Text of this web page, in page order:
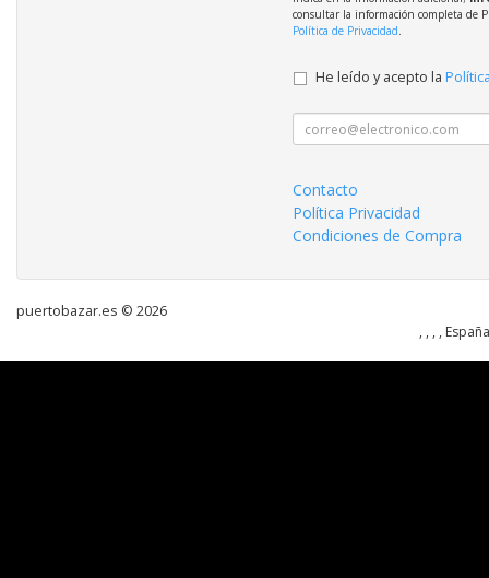
consultar la información completa de
Política de Privacidad.
He leído y acepto la
Contacto
Política Privacidad
Condiciones de Compra
puertobazar.es © 2026
, , , ,